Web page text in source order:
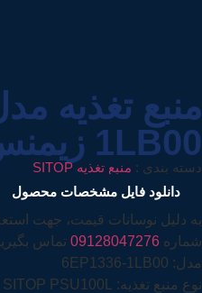
1LB00 زیمنس
دسته بندی : منبع تغذیه SITOP
دانلود فایل مشخصات محصول
به دلیل نوسانات قیمت، جهت
شماره 09128047276 تماس
مدل: 6EP1336-1LB00
نوع منبع تغذیه: SITOP PSU100L